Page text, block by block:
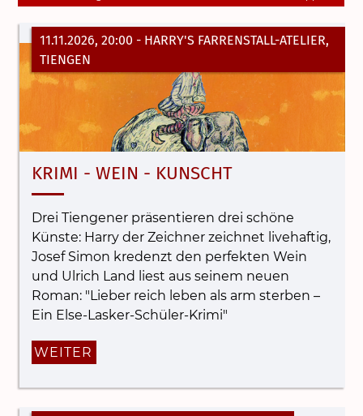
KRIMI - WEIN - KUNSCHT
11.11.2026, 20:00 - HARRY'S FARRENSTALL-ATELIER,
TIENGEN
Drei Tiengener präsentieren drei schöne
Künste: Harry der Zeichner zeichnet livehaftig,
Josef Simon kredenzt den perfekten Wein
und Ulrich Land liest aus seinem neuen
Roman: "Lieber reich leben als arm sterben –
Ein Else-Lasker-Schüler-Krimi"
WEITER